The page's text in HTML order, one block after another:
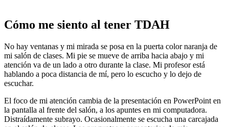
Cómo me siento al tener TDAH
No hay ventanas y mi mirada se posa en la puerta color naranja de
mi salón de clases. Mi pie se mueve de arriba hacia abajo y mi
atención va de un lado a otro durante la clase. Mi profesor está
hablando a poca distancia de mí, pero lo escucho y lo dejo de
escuchar.
El foco de mi atención cambia de la presentación en PowerPoint en
la pantalla al frente del salón, a los apuntes en mi computadora.
Distraídamente subrayo. Ocasionalmente se escucha una carcajada